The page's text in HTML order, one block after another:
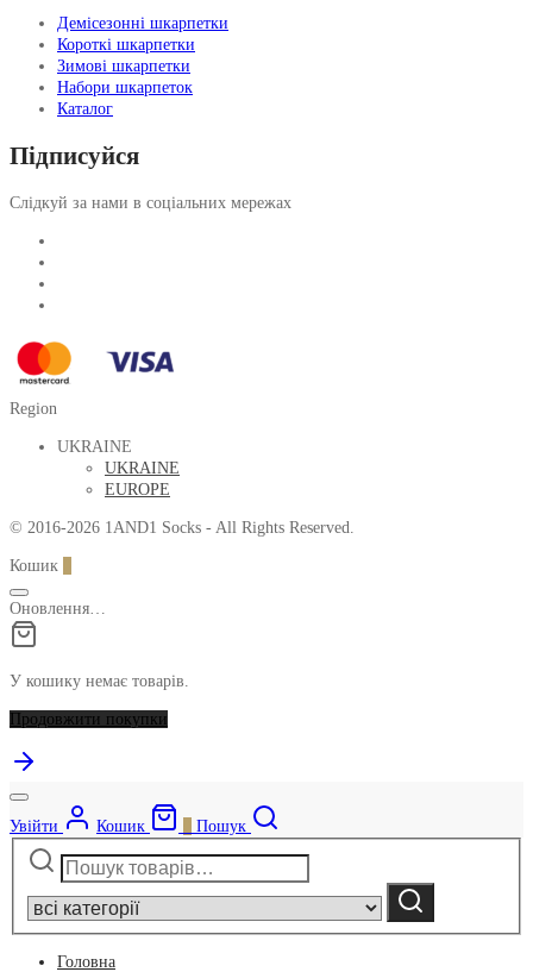
Демісезонні шкарпетки
Короткі шкарпетки
Зимові шкарпетки
Набори шкарпеток
Каталог
Підписуйся
Слідкуй за нами в соціальних мережах
Region
UKRAINE
UKRAINE
EUROPE
© 2016-2026 1AND1 Socks - All Rights Reserved.
Кошик
Оновлення…
У кошику немає товарів.
Продовжити покупки
Увійти Кошик
Пошук
Шукати:
category:
Шукати
Головна